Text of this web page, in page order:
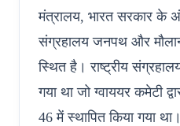
मंत्रालय, भारत सरकार के
संग्रहालय जनपथ और
स्थित है। राष्ट्रीय
गया था जो ग्वाययर कमेटी
46 में स्थापित किया गया